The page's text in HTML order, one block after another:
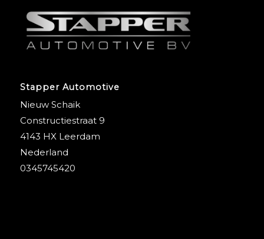
Stapper Automotive
Nieuw Schaik
Constructiestraat 9
4143 HX Leerdam
Nederland
0345745420